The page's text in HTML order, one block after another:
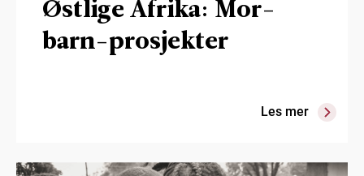
Østlige Afrika: Mor-
barn-prosjekter
Les mer